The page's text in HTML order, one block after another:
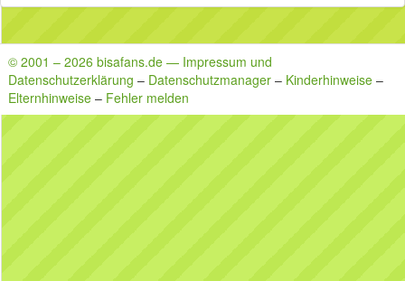
© 2001 – 2026 bisafans.de — Impressum und
Datenschutzerklärung – Datenschutzmanager – Kinderhinweise –
Elternhinweise – Fehler melden